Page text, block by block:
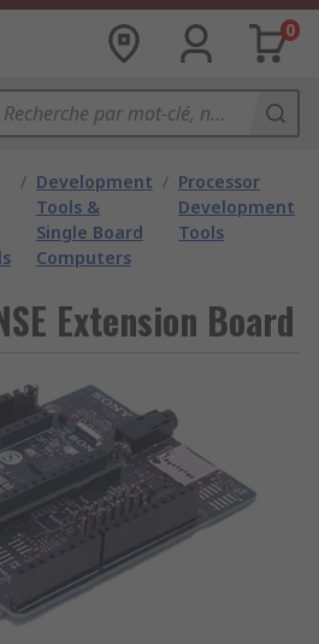
0
/ Development
Tools &
Single Board
Computers
/ Processor
Development
Tools
Extension Board